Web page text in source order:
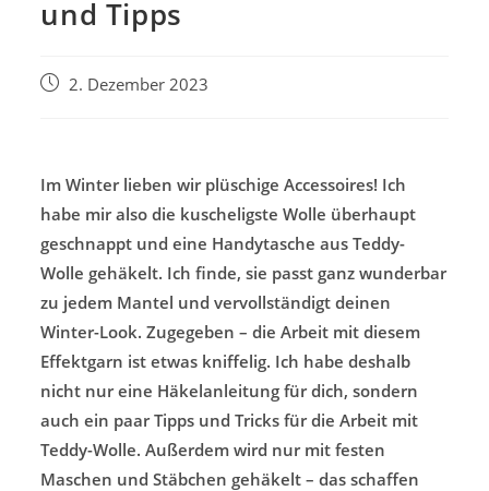
und Tipps
Beitrag2. Dezember 2023
Im Winter lieben wir plüschige Accessoires! Ich
habe mir also die kuscheligste Wolle überhaupt
geschnappt und eine Handytasche aus Teddy-
Wolle gehäkelt. Ich finde, sie passt ganz wunderbar
zu jedem Mantel und vervollständigt deinen
Winter-Look. Zugegeben – die Arbeit mit diesem
Effektgarn ist etwas kniffelig. Ich habe deshalb
nicht nur eine Häkelanleitung für dich, sondern
auch ein paar Tipps und Tricks für die Arbeit mit
Teddy-Wolle. Außerdem wird nur mit festen
Maschen und Stäbchen gehäkelt – das schaffen